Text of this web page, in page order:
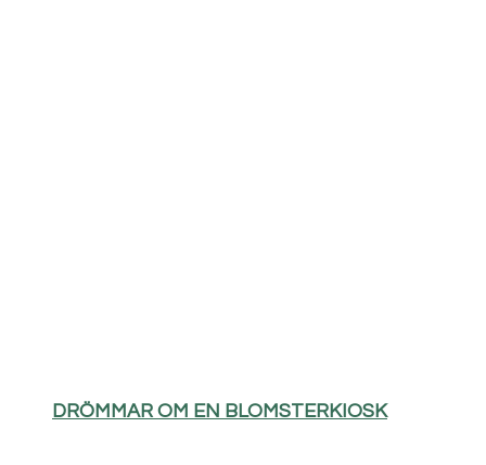
DRÖMMAR OM EN BLOMSTERKIOSK